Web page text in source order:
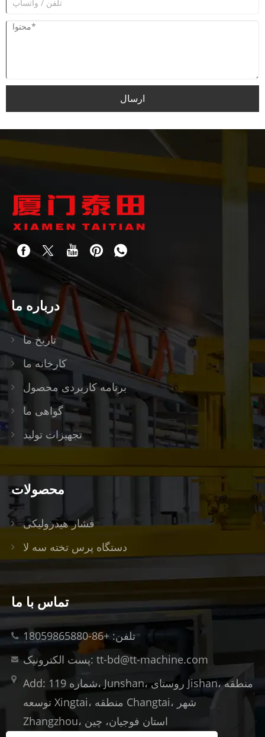
ارسال
درباره ما
تاریخ ما
کارخانه ما
برنامه کاربردی محصول
گواهی ما
تجهیزات تولید
محصولات
فشار هیدرولیکی
دستگاه پرس تخته سه لا
تماس با ما
تلفن: +86-18059865880
پست الکترونیک: tt-bd@tt-machine.com
Add: شماره 119، Junshan، روستای Jishan، منطقه
توسعه Xingtai، منطقه Changtai، شهر
Zhangzhou، استان فوجیان، چین